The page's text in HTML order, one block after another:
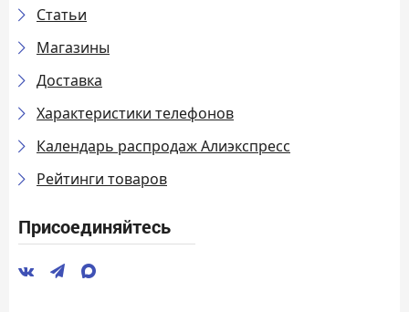
Статьи
Магазины
Доставка
Характеристики телефонов
Календарь распродаж Алиэкспресс
Рейтинги товаров
Присоединяйтесь